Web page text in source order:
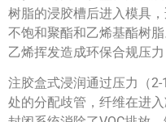
树脂的浸胶槽后进入模具
不饱和聚酯和乙烯基酯树
乙烯挥发造成环保合规压
注胶盒式浸润通过压力（
处的分配歧管，纤维在进